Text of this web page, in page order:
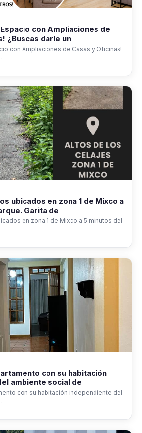
con Ampliaciones de
¿Buscas darle un
con Ampliaciones de Casas y Oficinas!
ubicados en zona 1 de Mixco a
Garita de
en zona 1 de Mixco a 5 minutos del
con su habitación
ambiente social de
con su habitación independiente del